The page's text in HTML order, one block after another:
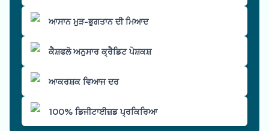
ਆਸਾਨ ਮੁੜ-ਭੁਗਤਾਨ ਦੀ ਮਿਆਦ
ਕੈਸ਼ਫਲੋ ਅਨੁਸਾਰ ਕ੍ਰੈਡਿਟ ਪੇਸ਼ਕਸ਼
ਆਕਰਸ਼ਕ ਵਿਆਜ ਦਰ
100% ਡਿਜੀਟਾਈਜ਼ਡ ਪ੍ਰਕਿਰਿਆ